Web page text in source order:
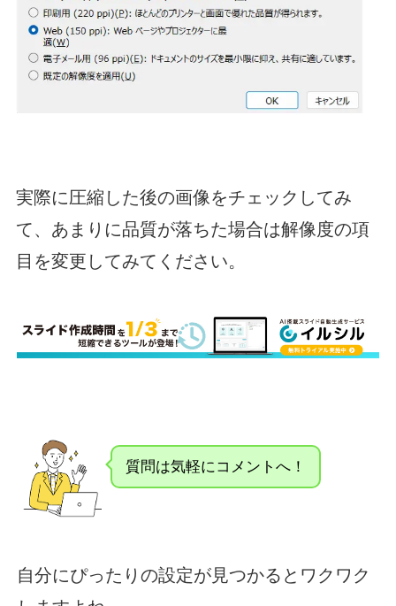
実際に圧縮した後の画像をチェックしてみ
て、あまりに品質が落ちた場合は解像度の項
目を変更してみてください。
質問は気軽にコメントへ！
自分にぴったりの設定が見つかるとワクワク